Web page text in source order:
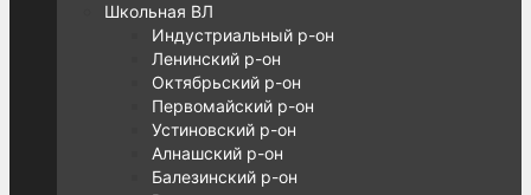
Школьная ВЛ
Индустриальный р-он
Ленинский р-он
Октябрьский р-он
Первомайский р-он
Устиновский р-он
Алнашский р-он
Балезинский р-он